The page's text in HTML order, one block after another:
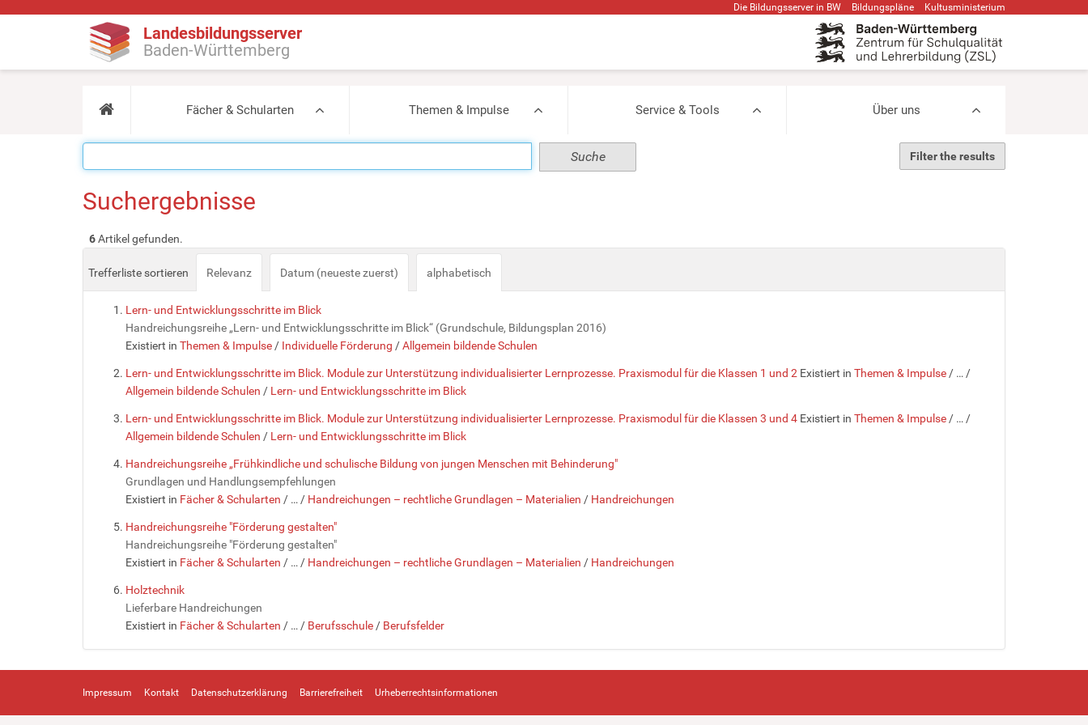
Die Bildungsserver in BW Bildungspläne Kultusministerium
Landesbildungsserver
Baden-Württemberg
Fächer & Schularten Themen & Impulse Service & Tools Über uns
Filter the results
Suchergebnisse
6Artikel gefunden.
Trefferliste sortieren Relevanz Datum (neueste zuerst) alphabetisch
Lern- und Entwicklungsschritte im Blick
Handreichungsreihe „Lern- und Entwicklungsschritte im Blick“ (Grundschule, Bildungsplan 2016)
Existiert in Themen & Impulse / Individuelle Förderung /Allgemein bildende Schulen
Lern- und Entwicklungsschritte im Blick. Module zur Unterstützung individualisierter Lernprozesse. Praxismodul für die Klassen 1 und 2 Existiert in Themen & Impulse / … /
Allgemein bildende Schulen / Lern- und Entwicklungsschritte im Blick
Lern- und Entwicklungsschritte im Blick. Module zur Unterstützung individualisierter Lernprozesse. Praxismodul für die Klassen 3 und 4 Existiert in Themen & Impulse / … /
Allgemein bildende Schulen / Lern- und Entwicklungsschritte im Blick
Handreichungsreihe „Frühkindliche und schulische Bildung von jungen Menschen mit Behinderung"
Grundlagen und Handlungsempfehlungen
Existiert in Fächer & Schularten / … / Handreichungen – rechtliche Grundlagen – Materialien / Handreichungen
Handreichungsreihe "Förderung gestalten"
Handreichungsreihe "Förderung gestalten"
Existiert in Fächer & Schularten / … / Handreichungen – rechtliche Grundlagen – Materialien / Handreichungen
Holztechnik
Lieferbare Handreichungen
Existiert in Fächer & Schularten / … / Berufsschule / Berufsfelder
Impressum Kontakt Datenschutzerklärung Barrierefreiheit Urheberrechtsinformationen